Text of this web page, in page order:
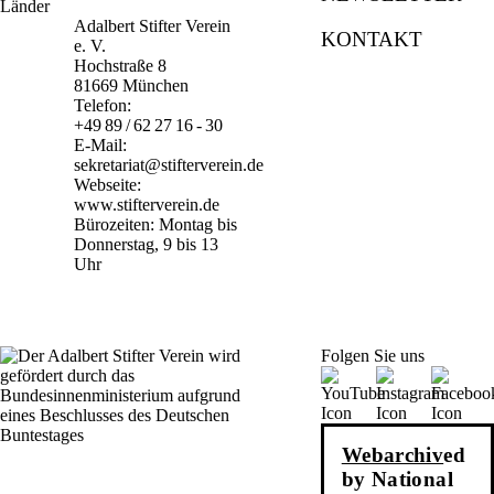
Adalbert Stifter Verein
e. V.
Hochstraße 8
81669 München
Telefon:
+49 89 / 62 27 16 - 30
E-Mail:
sekretariat@stifterverein.de
Webseite:
www.stifterverein.de
Bürozeiten: Montag bis
Donnerstag, 9 bis 13
Uhr
KONTAKT
Folgen Sie uns
Webarchived
by National